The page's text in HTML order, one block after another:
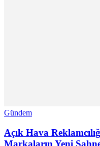
Gündem
Açık Hava
Markaların Yeni